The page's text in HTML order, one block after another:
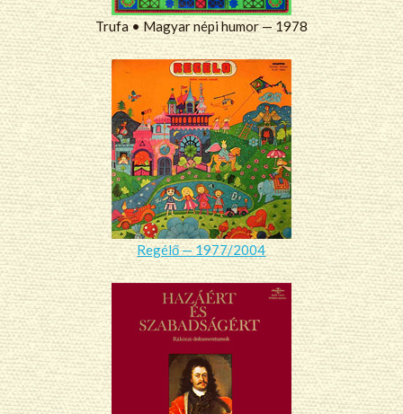
Trufa • Magyar népi humor — 1978
Regélő — 1977/2004